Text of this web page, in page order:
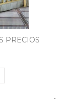
PRECIOS